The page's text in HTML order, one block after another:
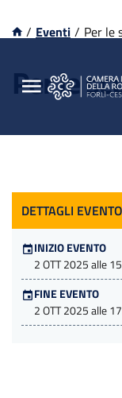
/ Eventi / Per le
Per le
DETTAGLI EVENTO
INIZIO EVENTO
2 OTT 2025 alle
FINE EVENTO
2 OTT 2025 alle